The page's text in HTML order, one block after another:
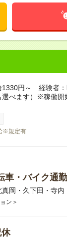
1330円～ 経験者
選べます）※稼働開
※規定有
車・バイク通
真岡・久下田・寺
ン＞